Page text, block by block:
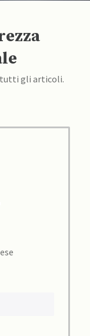
tutti gli articoli.